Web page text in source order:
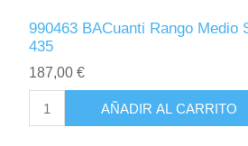
990463 BACuanti Rango Medio
435
187,00 €
AÑADIR AL CARRITO